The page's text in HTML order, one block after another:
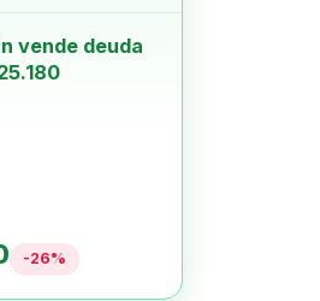
vende deuda
-26%